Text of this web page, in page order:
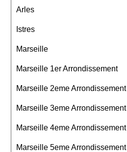
Arles
Istres
Marseille
Marseille 1er Arrondissement
Marseille 2eme Arrondissement
Marseille 3eme Arrondissement
Marseille 4eme Arrondissement
Marseille 5eme Arrondissement